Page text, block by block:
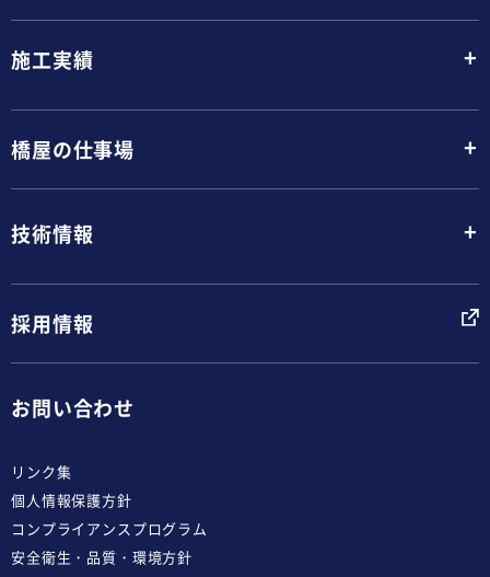
施工実績 +
橋屋の仕事場 +
技術情報 +
採用情報
お問い合わせ
リンク集
個人情報保護方針
コンプライアンスプログラム
安全衛生・品質・環境方針